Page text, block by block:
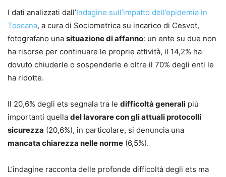
I dati analizzati dall’Indagine sull’impatto dell’epidemia in
Toscana, a cura di Sociometrica su incarico di Cesvot,
fotografano una situazione di affanno: un ente su due non
ha risorse per continuare le proprie attività, il 14,2% ha
dovuto chiuderle o sospenderle e oltre il 70% degli enti le
ha ridotte.
Il 20,6% degli ets segnala tra le difficoltà generali più
importanti quella del lavorare con gli attuali protocolli
sicurezza (20,6%), in particolare, si denuncia una
mancata chiarezza nelle norme (6,5%).
L’indagine racconta delle profonde difficoltà degli ets ma